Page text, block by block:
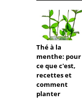
Thé à la
menthe: pour
ce que c'est,
recettes et
comment
planter